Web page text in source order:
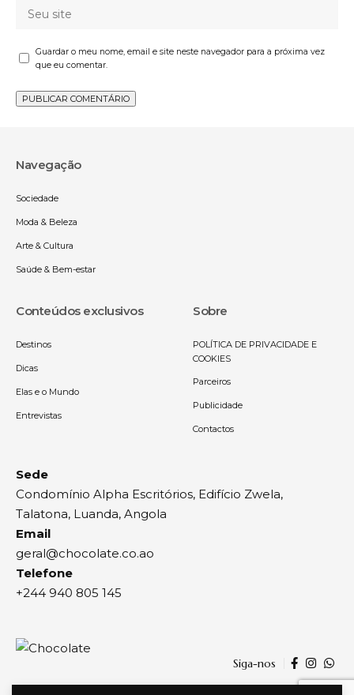
Guardar o meu nome, email e site neste navegador para a próxima vez
que eu comentar.
Navegação
Sociedade
Moda & Beleza
Arte & Cultura
Saúde & Bem-estar
Conteúdos exclusivos
Destinos
Dicas
Elas e o Mundo
Entrevistas
Sobre
POLÍTICA DE PRIVACIDADE E
COOKIES
Parceiros
Publicidade
Contactos
Sede
Condomínio Alpha Escritórios, Edifício Zwela,
Talatona, Luanda, Angola
Email
geral@chocolate.co.ao
Telefone
+244 940 805 145
Siga-nos